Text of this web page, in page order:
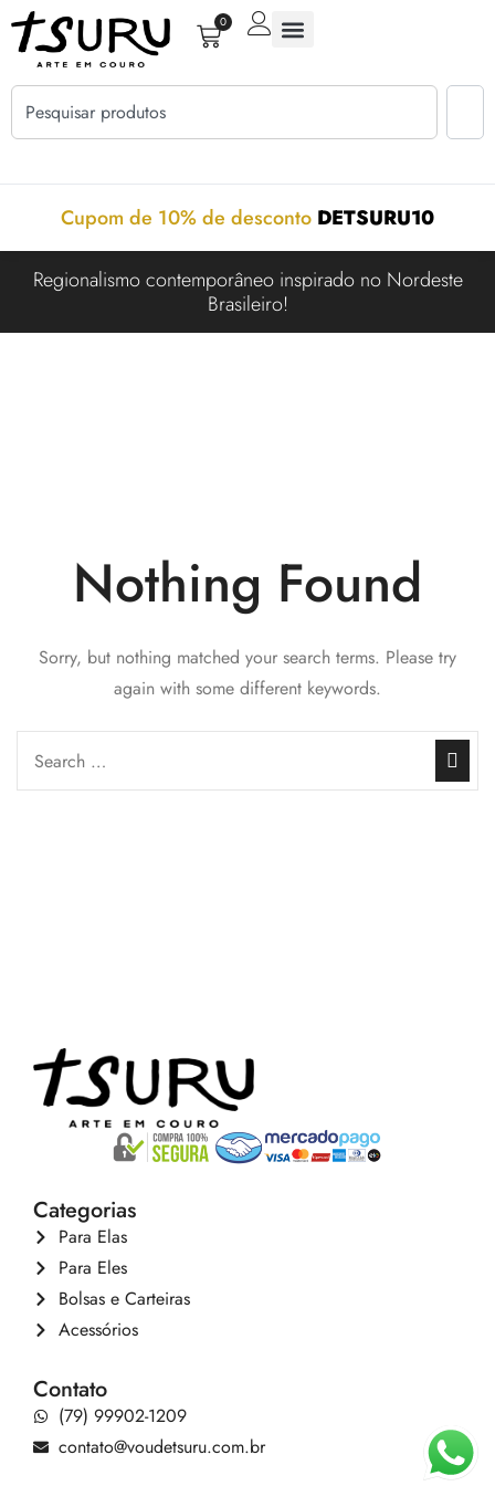
0
Cupom de 10% de desconto DETSURU10
Regionalismo contemporâneo inspirado no Nordeste
Brasileiro!
Nothing Found
Sorry, but nothing matched your search terms. Please try
again with some different keywords.
Categorias
Para Elas
Para Eles
Bolsas e Carteiras
Acessórios
Contato
(79) 99902-1209
contato@voudetsuru.com.br